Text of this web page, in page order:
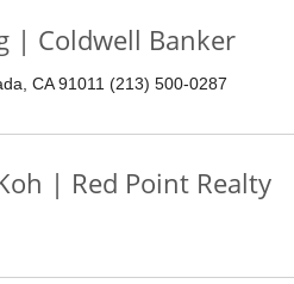
| Coldwell Banker
CA 91011 (213) 500-0287
| Red Point Realty